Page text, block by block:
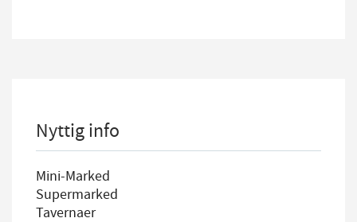
Nyttig info
Mini-Marked
Supermarked
Tavernaer